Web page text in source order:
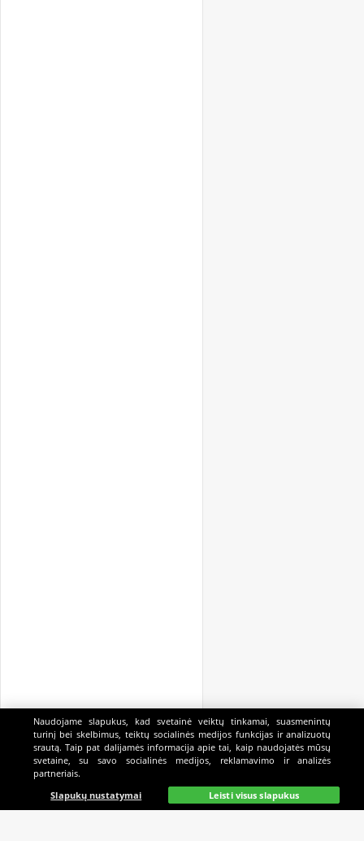
Pagrindinis Gyvai Paieška Mano Kazino
Naudojame slapukus, kad svetainė veiktų tinkamai, suasmenintų
turinį bei skelbimus, teiktų socialinės medijos funkcijas ir analizuotų
srautą. Taip pat dalijamės informacija apie tai, kaip naudojatės mūsų
svetaine, su savo socialinės medijos, reklamavimo ir analizės
partneriais.
Slapukų nustatymai
Leisti visus slapukus